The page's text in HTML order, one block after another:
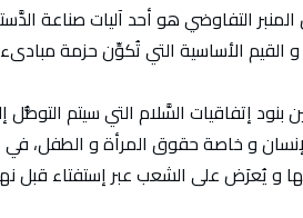
المنبر التفاوضي هو أحد آليات صناعة
القيم الأساسية التي تُكوِّن حزمة
بنود إتفاقيات السَّلام التي سيتم
و خاصة حقوق المرأة و الطفل، في
و يُعرَض على الشعب عبر إستفتاء قبل